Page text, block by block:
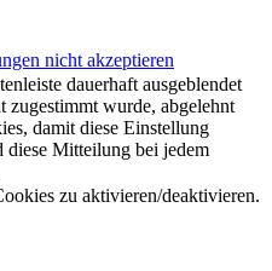
nicht akzeptieren
dauerhaft ausgeblendet
wurde, abgelehnt
damit diese Einstellung
Mitteilung bei jedem
zu aktivieren/deaktivieren.